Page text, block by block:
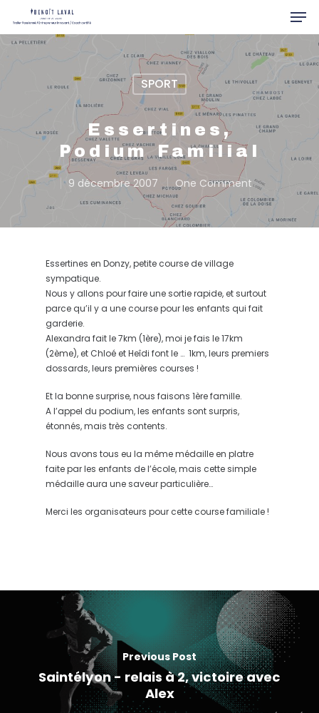
Hit enter to search or ESC to close
SPORT
Essertines,
Podium Familial
9 décembre 2007 One Comment
Essertines en Donzy, petite course de village
sympatique.
Nous y allons pour faire une sortie rapide, et surtout
parce qu’il y a une course pour les enfants qui fait
garderie.
Alexandra fait le 7km (1ère), moi je fais le 17km
(2ème), et Chloé et Heîdi font le … 1km, leurs premiers
dossards, leurs premières courses !
Et la bonne surprise, nous faisons 1ère famille.
A l’appel du podium, les enfants sont surpris,
étonnés, mais très contents.
Nous avons tous eu la même médaille en platre
faite par les enfants de l’école, mais cette simple
médaille aura une saveur particulière…
Merci les organisateurs pour cette course familiale !
Previous Post
Saintélyon - relais à 2, victoire avec
Alex